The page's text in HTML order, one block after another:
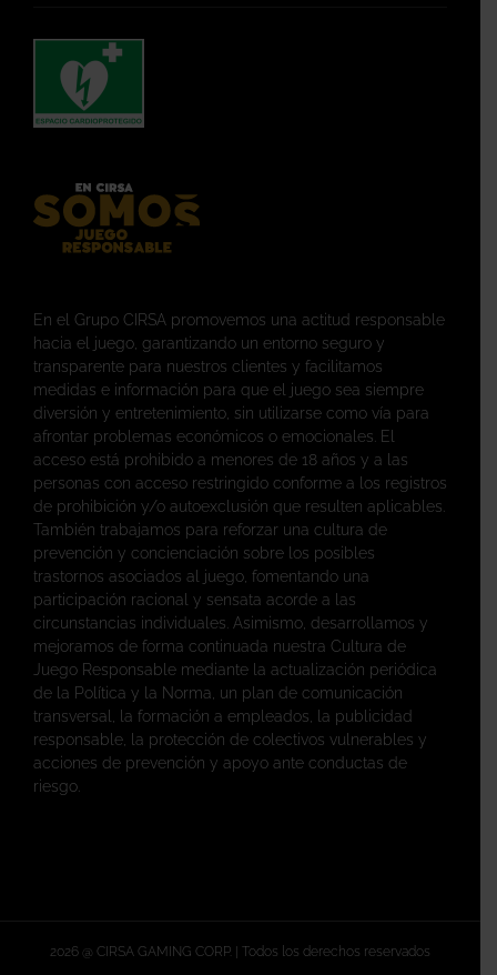
En el Grupo CIRSA promovemos una actitud responsable
hacia el juego, garantizando un entorno seguro y
transparente para nuestros clientes y facilitamos
medidas e información para que el juego sea siempre
diversión y entretenimiento, sin utilizarse como vía para
afrontar problemas económicos o emocionales. El
acceso está prohibido a menores de 18 años y a las
personas con acceso restringido conforme a los registros
de prohibición y/o autoexclusión que resulten aplicables.
También trabajamos para reforzar una cultura de
prevención y concienciación sobre los posibles
trastornos asociados al juego, fomentando una
participación racional y sensata acorde a las
circunstancias individuales. Asimismo, desarrollamos y
mejoramos de forma continuada nuestra Cultura de
Juego Responsable mediante la actualización periódica
de la Política y la Norma, un plan de comunicación
transversal, la formación a empleados, la publicidad
responsable, la protección de colectivos vulnerables y
acciones de prevención y apoyo ante conductas de
riesgo.
2026 @ CIRSA GAMING CORP. | Todos los derechos reservados